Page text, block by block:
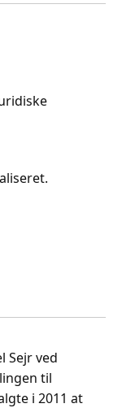
Sejr ved
til
i 2011 at